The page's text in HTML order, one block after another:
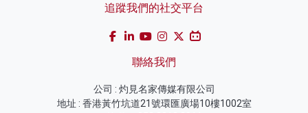
追蹤我們的社交平台
聯絡我們
公司 : 灼見名家傳媒有限公司
地址 : 香港黃竹坑道21號環匯廣場10樓1002室